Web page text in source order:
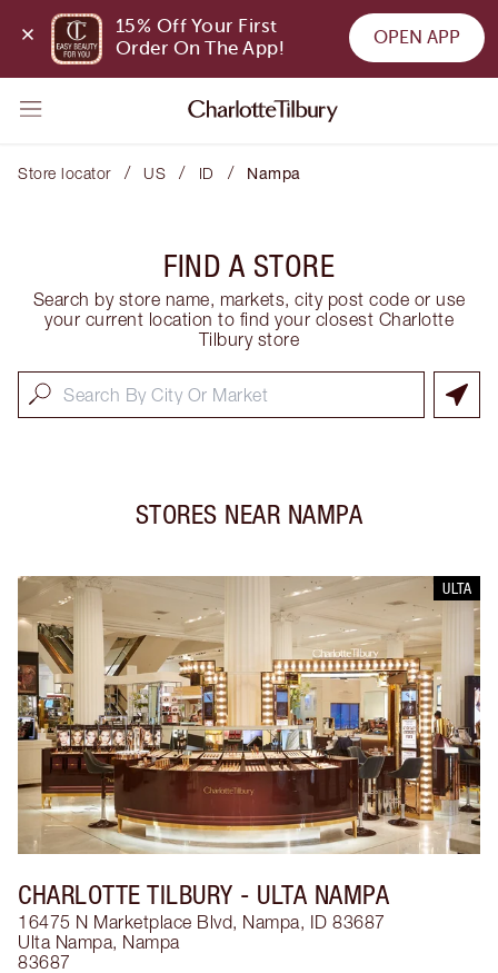
15% Off Your First
Order On The App!
OPEN APP
Store locator / US / ID / Nampa
FIND A STORE
Search by store name, markets, city post code or use
your current location to find your closest Charlotte
Tilbury store
STORES NEAR NAMPA
ULTA
CHARLOTTE TILBURY - ULTA NAMPA
16475 N Marketplace Blvd, Nampa, ID 83687
Ulta Nampa, Nampa
83687